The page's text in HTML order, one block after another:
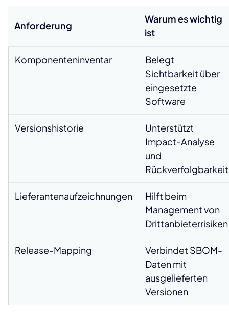
Anforderung
Warum es wichtig
ist
Komponenteninventar
Belegt
Sichtbarkeit über
eingesetzte
Software
Versionshistorie
Unterstützt
Impact-Analyse
und
Rückverfolgbarkeit
Lieferantenaufzeichnungen
Hilft beim
Management von
Drittanbieterrisiken
Release-Mapping
Verbindet SBOM-
Daten mit
ausgelieferten
Versionen